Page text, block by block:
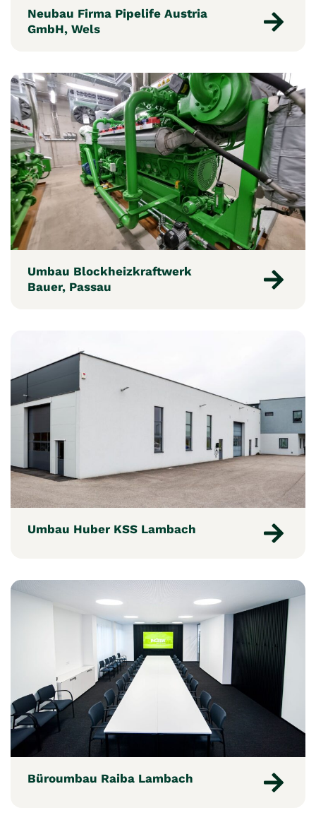
Neubau Firma Pipelife Austria
GmbH, Wels
Umbau Blockheizkraftwerk
Bauer, Passau
Umbau Huber KSS Lambach
Büroumbau Raiba Lambach